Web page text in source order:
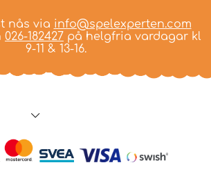
nås via info@spelexperten.com
026-182427 på helgfria vardagar kl
9-11 & 13-16.